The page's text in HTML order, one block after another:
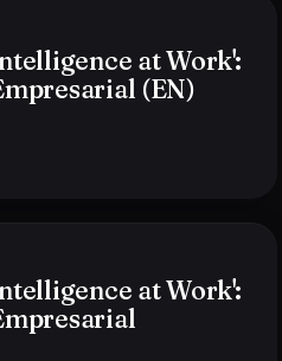
at Work':
(EN)
at Work':